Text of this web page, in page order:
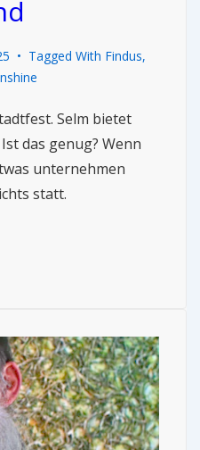
Tagged With Findus,
Selm bietet
das genug? Wenn
unternehmen
statt.